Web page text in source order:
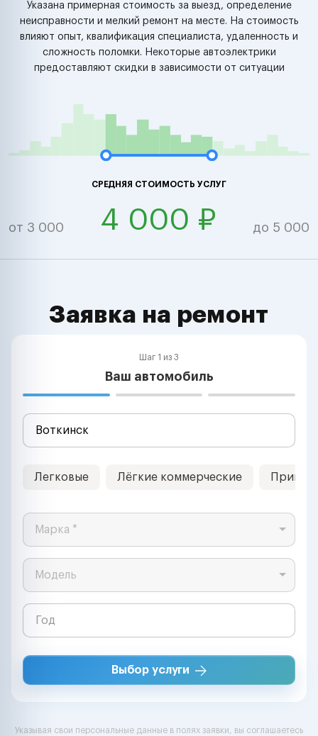
Указана примерная стоимость за выезд, определение
неисправности и мелкий ремонт на месте. На стоимость
влияют опыт, квалификация специалиста, удаленность и
сложность поломки. Некоторые автоэлектрики
предоставляют скидки в зависимости от ситуации
СРЕДНЯЯ СТОИМОСТЬ УСЛУГ
от 3 000 4 000 ₽ до 5 000
Заявка на ремонт
Шаг 1 из 3
Ваш автомобиль
Легковые Лёгкие коммерческие
Марка *
Модель
Выбор услуги
Указывая свои персональные данные в полях заявки, вы соглашаетесь